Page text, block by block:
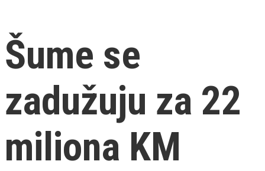
Šume se
zadužuju za 22
miliona KM